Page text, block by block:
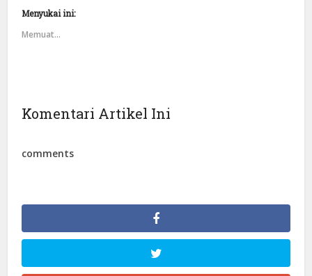
Menyukai ini:
Memuat...
Komentari Artikel Ini
comments